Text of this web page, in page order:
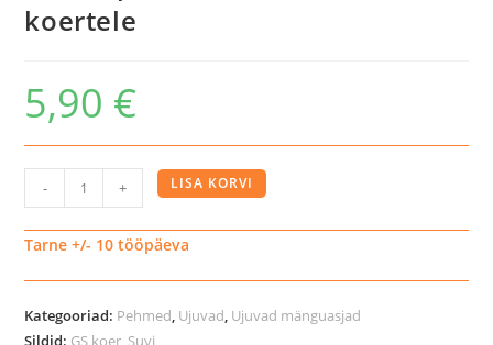
koertele
5,90 €
neopreenist
lendav
kogus
- + LISA KORVI
Tarne +/- 10 tööpäeva
Kategooriad: Pehmed, Ujuvad, Ujuvad mänguasjad
Sildid: GS koer, Suvi